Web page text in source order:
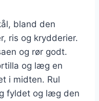
bland den
ris og krydderier.
og rør godt.
og læg en
i midten. Rul
fyldet og læg den